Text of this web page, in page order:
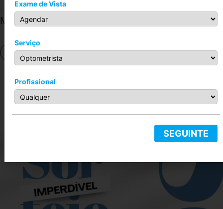
Macau
Conheça
Nos Siga no Instagram
@sonho_dos_olhos_
Exame de Vista
Serviço
Profissional
SEGUINTE